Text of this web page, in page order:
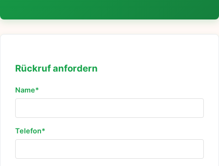
Rückruf anfordern
Name*
Telefon*